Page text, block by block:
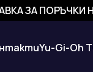
ЗА ПОРЪЧКИ
Yu-Gi-Oh